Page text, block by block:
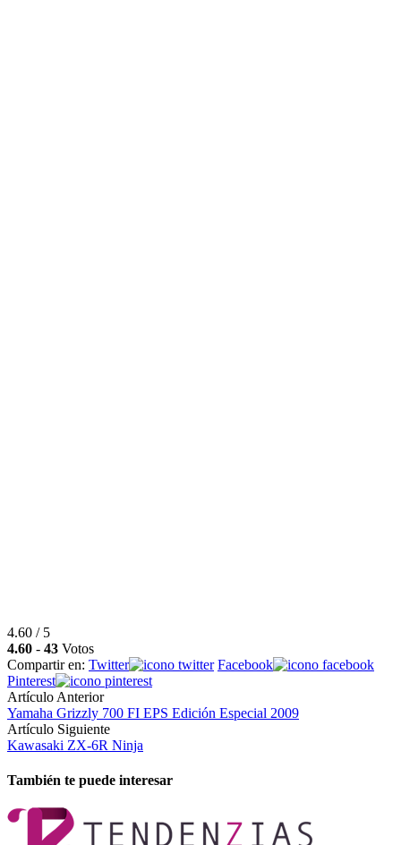
4.60 / 5
4.60 - 43 Votos
Compartir en: Twitter
Facebook
Pinterest
Artículo Anterior
Yamaha Grizzly 700 FI EPS Edición Especial 2009
Artículo Siguiente
Kawasaki ZX-6R Ninja
También te puede interesar